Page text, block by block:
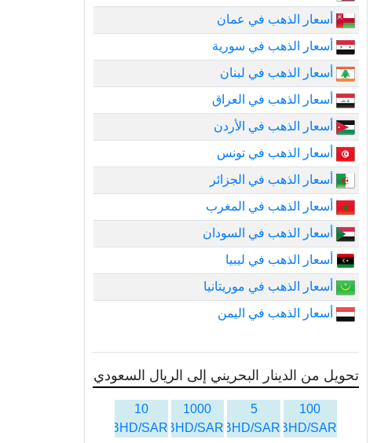
أسعار الذهب في عمان
أسعار الذهب في سورية
أسعار الذهب في لبنان
أسعار الذهب في العراق
أسعار الذهب في الأردن
أسعار الذهب في تونس
أسعار الذهب في الجزائر
أسعار الذهب في المغرب
أسعار الذهب في السودان
أسعار الذهب في ليبيا
أسعار الذهب في موريتانيا
أسعار الذهب في اليمن
تحويل من الدينار البحريني إلى الريال السعودي
100
BHD/SAR
5
BHD/SAR
1000
BHD/SAR
10
BHD/SAR